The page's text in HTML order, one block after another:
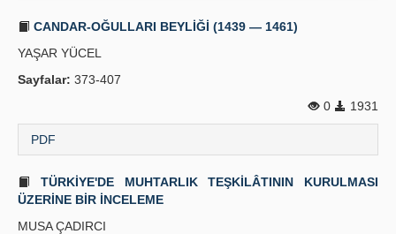
CANDAR-OĞULLARI BEYLİĞİ (1439 — 1461)
YAŞAR YÜCEL
Sayfalar: 373-407
0
1931
PDF
TÜRKİYE'DE MUHTARLIK TEŞKİLÂTININ KURULMASI
ÜZERİNE BİR İNCELEME
MUSA ÇADIRCI